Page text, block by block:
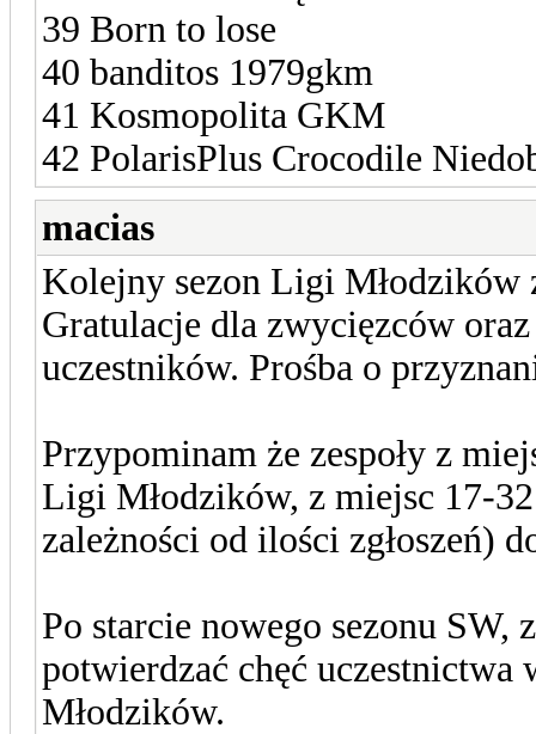
39 Born to lose
40 banditos 1979gkm
41 Kosmopolita GKM
42 PolarisPlus Crocodile
macias
Kolejny sezon Ligi Młodzików
Gratulacje dla zwycięzców
uczestników. Prośba o
Przypominam że zespoły z
Ligi Młodzików, z miejsc 17-
zależności od ilości zgłoszeń)
Po starcie nowego sezonu SW,
potwierdzać chęć
Młodzików.